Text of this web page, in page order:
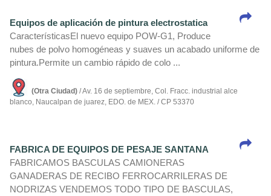
Equipos de aplicación de pintura electrostatica
Caracterí­sticasEl nuevo equipo POW-G1, Produce
nubes de polvo homogéneas y suaves un acabado uniforme de
pintura.Permite un cambio rápido de colo ...
(Otra Ciudad) / Av. 16 de septiembre, Col. Fracc. industrial alce
blanco, Naucalpan de juarez, EDO. de MEX. / CP 53370
FABRICA DE EQUIPOS DE PESAJE SANTANA
FABRICAMOS BASCULAS CAMIONERAS
GANADERAS DE RECIBO FERROCARRILERAS DE
NODRIZAS VENDEMOS TODO TIPO DE BASCULAS,